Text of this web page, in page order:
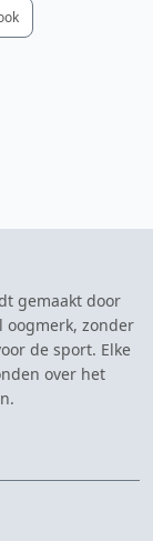
gemaakt door
oogmerk, zonder
de sport. Elke
over het